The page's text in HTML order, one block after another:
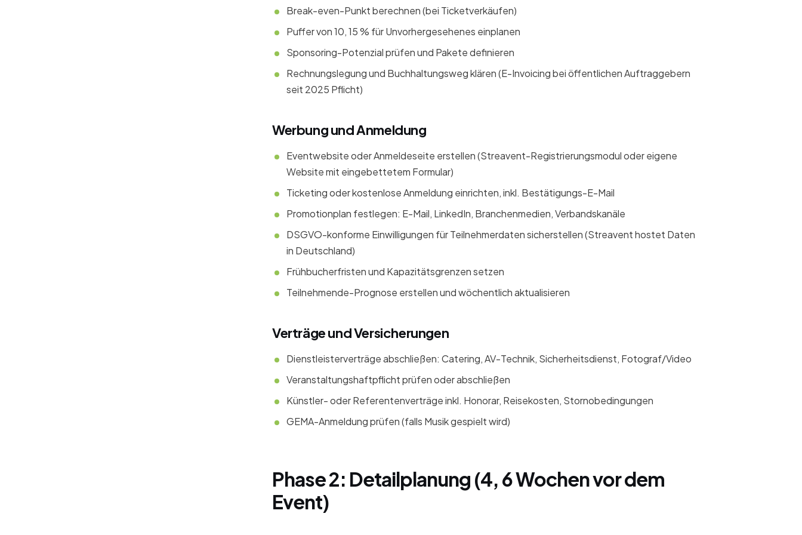
Break-even-Punkt berechnen (bei Ticketverkäufen)
Puffer von 10, 15 % für Unvorhergesehenes einplanen
Sponsoring-Potenzial prüfen und Pakete definieren
Rechnungslegung und Buchhaltungsweg klären (E-Invoicing bei öffentlichen Auftraggebern
seit 2025 Pflicht)
Werbung und Anmeldung
Eventwebsite oder Anmeldeseite erstellen (Streavent-Registrierungsmodul oder eigene
Website mit eingebettetem Formular)
Ticketing oder kostenlose Anmeldung einrichten, inkl. Bestätigungs-E-Mail
Promotionplan festlegen: E-Mail, LinkedIn, Branchenmedien, Verbandskanäle
DSGVO-konforme Einwilligungen für Teilnehmerdaten sicherstellen (Streavent hostet Daten
in Deutschland)
Frühbucherfristen und Kapazitätsgrenzen setzen
Teilnehmende-Prognose erstellen und wöchentlich aktualisieren
Verträge und Versicherungen
Dienstleisterverträge abschließen: Catering, AV-Technik, Sicherheitsdienst, Fotograf/Video
Veranstaltungshaftpflicht prüfen oder abschließen
Künstler- oder Referentenverträge inkl. Honorar, Reisekosten, Stornobedingungen
GEMA-Anmeldung prüfen (falls Musik gespielt wird)
Phase 2: Detailplanung (4, 6 Wochen vor dem
Event)